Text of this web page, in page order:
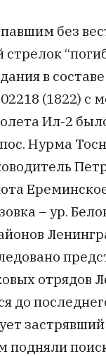
без
в
(1822)
Ил-2
Нурма
– ур.
отрядов
до
подняли